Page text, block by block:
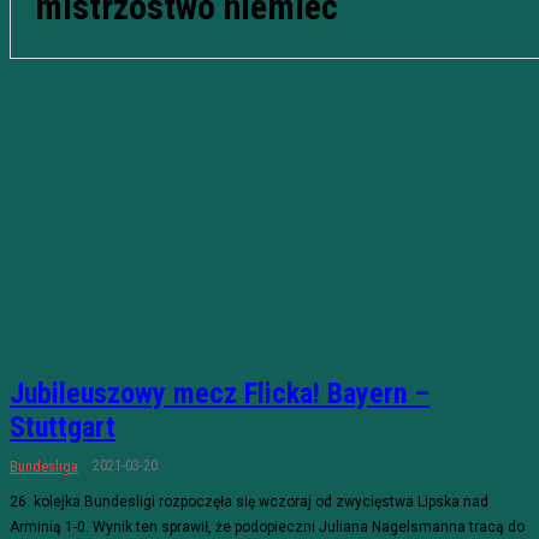
Jubileuszowy mecz Flicka! Bayern –
Stuttgart
Bundesliga 2021-03-20
26. kolejka Bundesligi rozpoczęła się wczoraj od zwycięstwa Lipska nad
Arminią 1-0. Wynik ten sprawił, że podopieczni Juliana Nagelsmanna tracą do